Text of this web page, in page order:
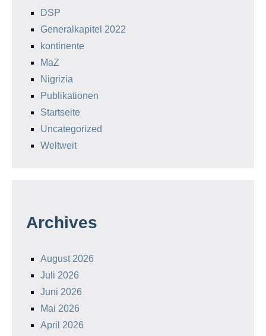
DSP
Generalkapitel 2022
kontinente
MaZ
Nigrizia
Publikationen
Startseite
Uncategorized
Weltweit
Archives
August 2026
Juli 2026
Juni 2026
Mai 2026
April 2026